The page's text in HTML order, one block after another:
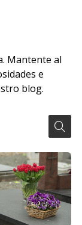
Mantente al
e
blog.